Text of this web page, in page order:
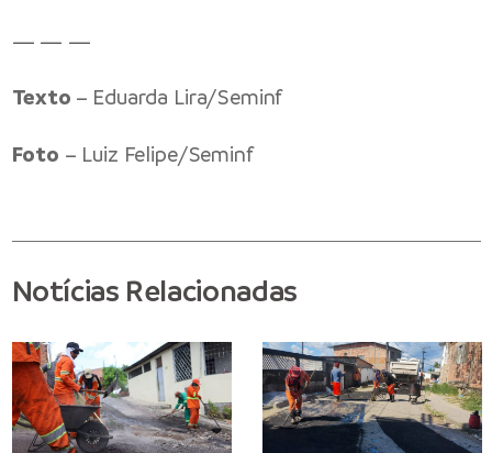
— — —
Texto – Eduarda Lira/Seminf
Foto – Luiz Felipe/Seminf
Notícias Relacionadas